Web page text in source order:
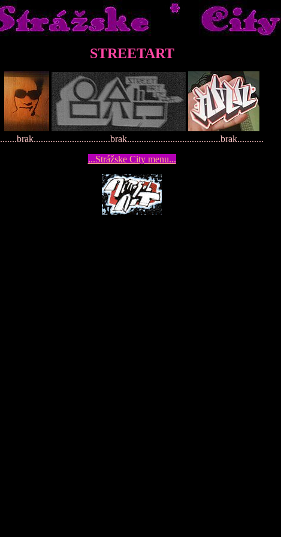
STREETART
.......brak................................brak.......................................brak...........
...Strážske City menu...